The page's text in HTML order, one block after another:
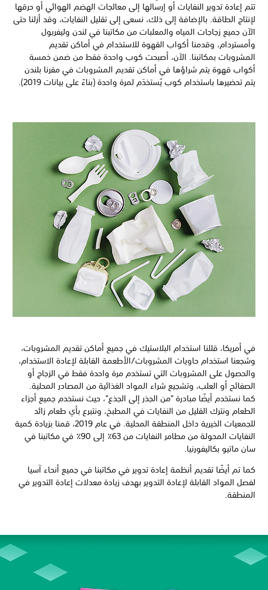
تتم إعادة تدوير النفايات أو إرسالها إلى معالجات الهضم الهوائي أو حرقها
لإنتاج الطاقة. بالإضافة إلى ذلك، نسعى إلى تقليل النفايات، وقد أزلنا حتى
الآن جميع زجاجات المياه والمعلبات من مكاتبنا في لندن وليفربول
وأمستردام، وقدمنا أكواب القهوة للاستخدام في أماكن تقديم
المشروبات بمكاتبنا. الآن، أصبحت كوب واحدة فقط من ضمن خمسة
أكواب قهوة يتم شراؤها في أماكن تقديم المشروبات في مقرنا بلندن
يتم تحضيرها باستخدام كوب يُستخدَم لمرة واحدة (بناءً على بيانات 2019).
في أمريكا، قللنا استخدام البلاستيك في جميع أماكن تقديم المشروبات،
وشجعنا استخدام حاويات المشروبات/الأطعمة القابلة لإعادة الاستخدام،
والحصول على المشروبات التي تستخدم مرة واحدة فقط في الزجاج أو
الصفائح أو العلب، وتشجيع شراء المواد الغذائية من المصادر المحلية.
كما نستخدم أيضًا مبادرة "من الجذر إلى الجذع"، حيث نستخدم جميع أجزاء
الطعام ونترك القليل من النفايات في المطبخ، ونتبرع بأي طعام زائد
للجمعيات الخيرية داخل المنطقة المحلية. في عام 2019، قمنا بزيادة كمية
النفايات المحولة من مطامر النفايات من 63٪ إلى 90٪ في مكاتبنا في
سان ماتيو بكاليفورنيا.
كما تم أيضًا تقديم أنظمة إعادة تدوير في مكاتبنا في جميع أنحاء آسيا
لفصل المواد القابلة لإعادة التدوير بهدف زيادة معدلات إعادة التدوير في
المنطقة.